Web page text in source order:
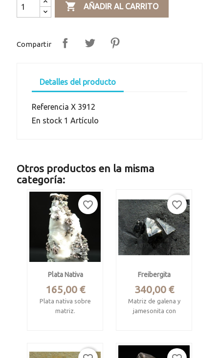
 AÑADIR AL CARRITO
Compartir
Detalles del producto
Referencia X 3912
En stock 1 Artículo
Otros productos en la misma
categoría:
Plata Nativa
Precio
165,00 €
Plata nativa sobre
matriz.
Pieza de 8 x 3.9 x 2.3
favorite_border
Freibergita
Precio
340,00 €
Matriz de galena y
jamesonita con
favorite_border